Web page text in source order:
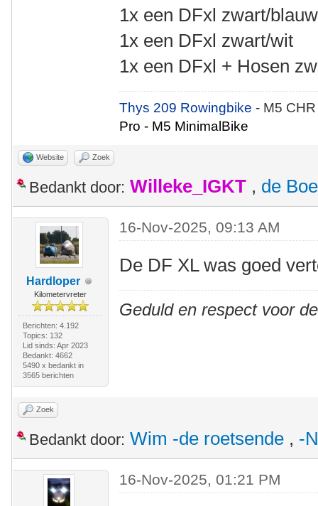
1x een DFxl zwart/blauw
1x een DFxl zwart/wit
1x een DFxl + Hosen
Thys 209 Rowingbike- M5
Pro - M5 MinimalBike
Website Zoek
Bedankt door: Willeke_IGKT , de
Hardloper
Kilometervreter
Berichten: 4.192
Topics: 132
Lid sinds: Apr 2023
Bedankt: 4662
5490 x bedankt in
3565 berichten
16-Nov-2025, 09:13 AM
De DF XL was goed
Geduld en respect voor
Zoek
Bedankt door: Wim -de roetsende , -
16-Nov-2025, 01:21 PM